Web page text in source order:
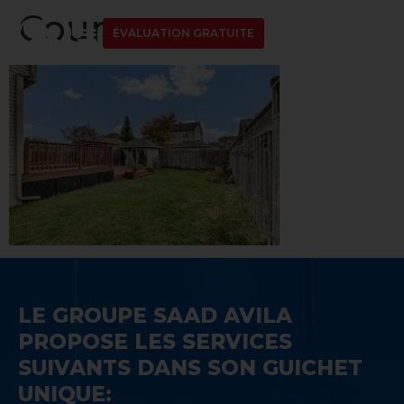
ÉVALUATION GRATUITE
Cour
LE GROUPE SAAD AVILA
PROPOSE LES SERVICES
SUIVANTS DANS SON GUICHET
UNIQUE: